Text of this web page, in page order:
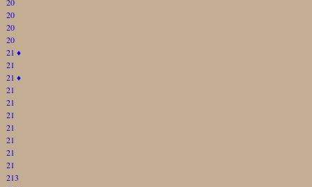
20
20
20
21 ♦
21
21 ♦
21
21
21
21
21
21
21
213